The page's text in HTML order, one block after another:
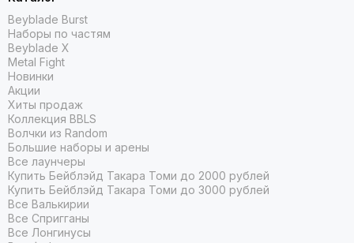
Beyblade Burst
Наборы по частям
Beyblade X
Metal Fight
Новинки
Акции
Хиты продаж
Коллекция BBLS
Волчки из Random
Большие наборы и арены
Все лаунчеры
Купить Бейблэйд Такара Томи до 2000 рублей
Купить Бейблэйд Такара Томи до 3000 рублей
Все Валькирии
Все Спригганы
Все Лонгинусы